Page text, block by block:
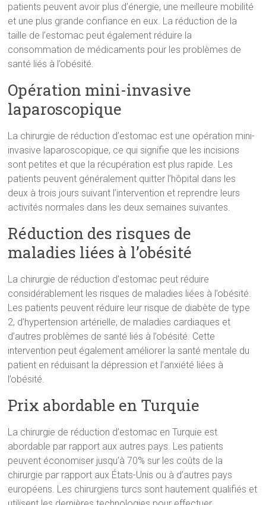
patients peuvent avoir plus d’énergie, une meilleure mobilité
et une plus grande confiance en eux. La réduction de la
taille de l’estomac peut également réduire la
consommation de médicaments pour les problèmes de
santé liés à l’obésité.
Opération mini-invasive
laparoscopique
La chirurgie de réduction d’estomac est une opération mini-
invasive laparoscopique, ce qui signifie que les incisions
sont petites et que la récupération est plus rapide. Les
patients peuvent généralement quitter l’hôpital dans les
deux à trois jours suivant l’intervention et reprendre leurs
activités normales dans les deux semaines suivantes.
Réduction des risques de
maladies liées à l’obésité
La chirurgie de réduction d’estomac peut réduire
considérablement les risques de maladies liées à l’obésité.
Les patients peuvent réduire leur risque de diabète de type
2, d’hypertension artérielle, de maladies cardiaques et
d’autres problèmes de santé liés à l’obésité. Cette
intervention peut également améliorer la santé mentale du
patient en réduisant la dépression et l’anxiété liées à
l’obésité.
Prix abordable en Turquie
La chirurgie de réduction d’estomac en Turquie est
abordable par rapport aux autres pays. Les patients
peuvent économiser jusqu’à 70% sur les coûts de la
chirurgie par rapport aux États-Unis ou à d’autres pays
européens. Les chirurgiens turcs sont hautement qualifiés et